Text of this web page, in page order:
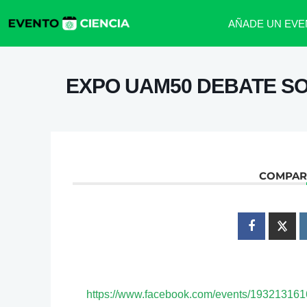
AÑADE UN
EXPO UAM50 DEBATE
https://www.facebook.com/events/